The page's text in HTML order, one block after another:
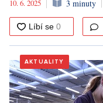
10. 6. 2025
3 minuty
AKTUALITY